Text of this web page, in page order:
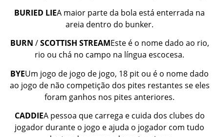
BURIED LIEA maior parte da bola está enterrada na
areia dentro do bunker.
BURN /SCOTTISH STREAMEste é o nome dado ao rio,
rio ou chá no campo na língua escocesa.
BYEUm jogo de jogo de jogo, 18 pit ou é o nome dado
ao jogo de não competição dos pites restantes se eles
foram ganhos nos pites anteriores.
CADDIEA pessoa que carrega e cuida dos clubes do
jogador durante o jogo e ajuda o jogador com tudo